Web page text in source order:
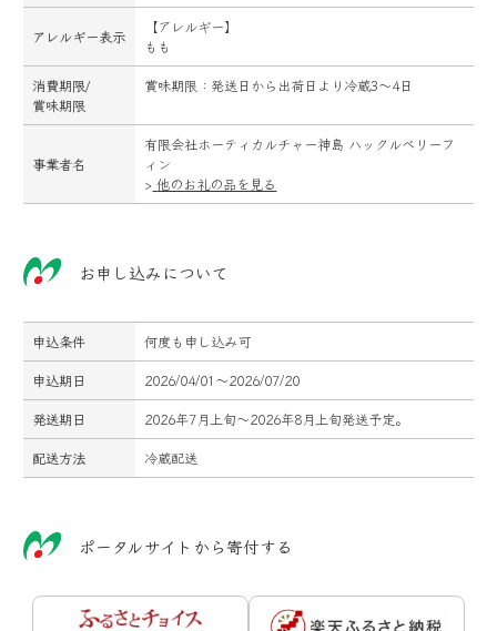
アレルギー表示
【アレルギー】
もも
消費期限/
賞味期限
賞味期限：発送日から出荷日より冷蔵3～4日
事業者名
有限会社ホーティカルチャー神島 ハックルベリーフ
ィン
> 他のお礼の品を見る
お申し込みについて
申込条件
何度も申し込み可
申込期日
2026/04/01～2026/07/20
発送期日
2026年7月上旬～2026年8月上旬発送予定。
配送方法
冷蔵配送
ポータルサイトから寄付する